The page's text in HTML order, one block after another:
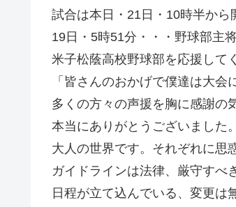
試合は本日・21日・10時半から
19日・5時51分・・・野球部主
米子松蔭高校野球部を応援して
「皆さんのおかげで僕達は大会
多くの方々の声援を胸に感謝の
本当にありがとうございました
大人の世界です。それぞれに思
ガイドラインは法律、厳守すべ
日程が立て込んでいる、変更は